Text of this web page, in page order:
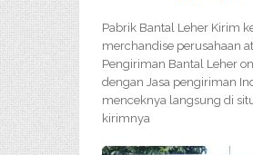
Pabrik Bantal Leher Kirim
merchandise perusahaan
Pengiriman Bantal Leher
dengan Jasa pengiriman
menceknya langsung di
kirimnya